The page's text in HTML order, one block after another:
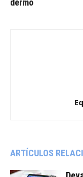
dermo
ARTÍCULOS